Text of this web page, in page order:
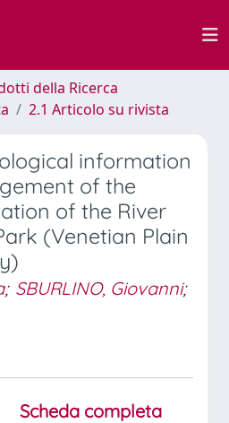
della Ricerca
2.1 Articolo su rivista
information
of the
of the River
(Venetian Plain
; SBURLINO, Giovanni;
Scheda completa